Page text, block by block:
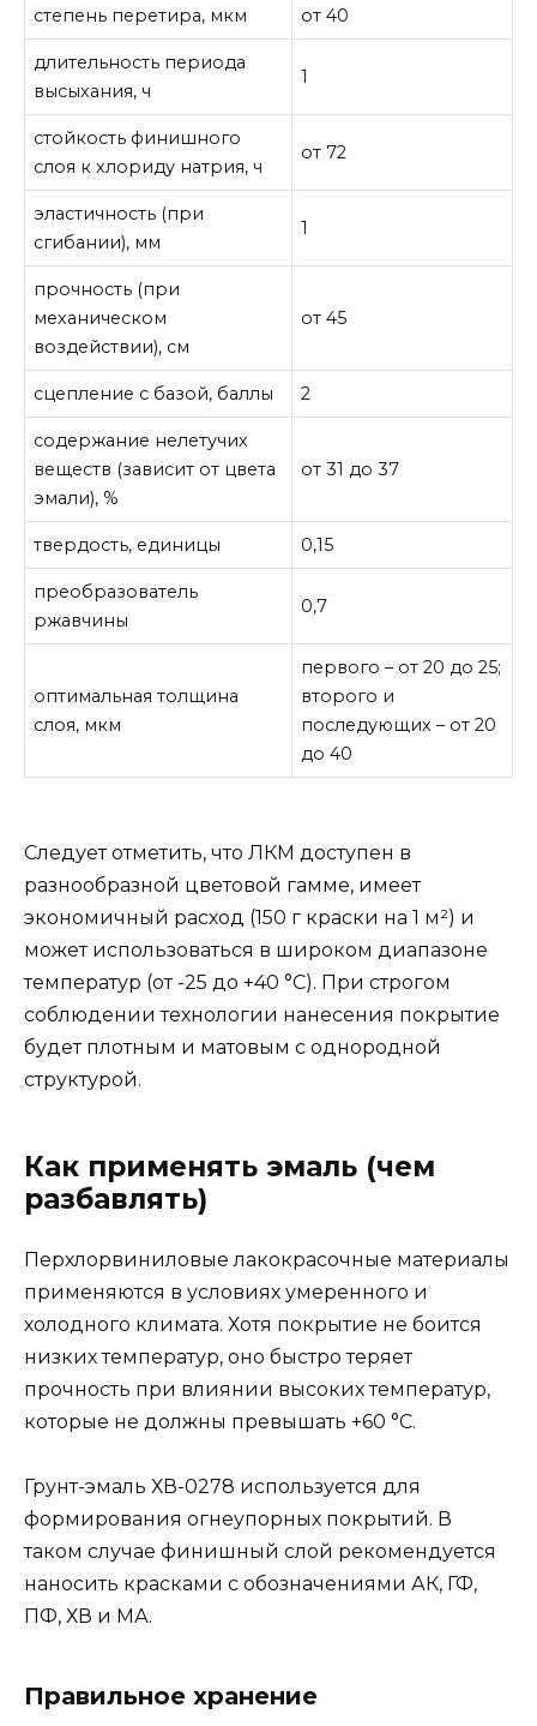
степень перетира, мкм от 40
длительность периода
высыхания, ч
1
стойкость финишного
слоя к хлориду натрия, ч
от 72
эластичность (при
сгибании), мм
1
прочность (при
механическом
воздействии), см
от 45
сцепление с базой, баллы 2
содержание нелетучих
веществ (зависит от цвета
эмали), %
от 31 до 37
твердость, единицы 0,15
преобразователь
ржавчины
0,7
оптимальная толщина
слоя, мкм
первого – от 20 до 25;
второго и
последующих – от 20
до 40
Следует отметить, что ЛКМ доступен в
разнообразной цветовой гамме, имеет
экономичный расход (150 г краски на 1 м²) и
может использоваться в широком диапазоне
температур (от -25 до +40 °C). При строгом
соблюдении технологии нанесения покрытие
будет плотным и матовым с однородной
структурой.
Как применять эмаль (чем
разбавлять)
Перхлорвиниловые лакокрасочные материалы
применяются в условиях умеренного и
холодного климата. Хотя покрытие не боится
низких температур, оно быстро теряет
прочность при влиянии высоких температур,
которые не должны превышать +60 °C.
Грунт-эмаль ХВ-0278 используется для
формирования огнеупорных покрытий. В
таком случае финишный слой рекомендуется
наносить красками с обозначениями АК, ГФ,
ПФ, ХВ и МА.
Правильное хранение